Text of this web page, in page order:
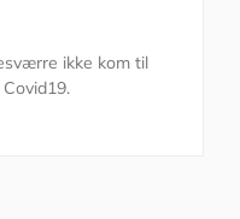
ikke kom til